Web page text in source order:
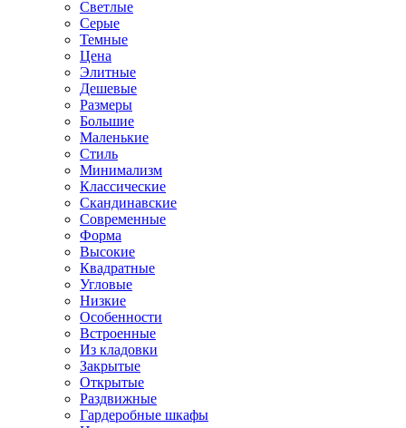
Светлые
Серые
Темные
Цена
Элитные
Дешевые
Размеры
Большие
Маленькие
Стиль
Минимализм
Классические
Скандинавские
Современные
Форма
Высокие
Квадратные
Угловые
Низкие
Особенности
Встроенные
Из кладовки
Закрытые
Открытые
Раздвижные
Гардеробные шкафы